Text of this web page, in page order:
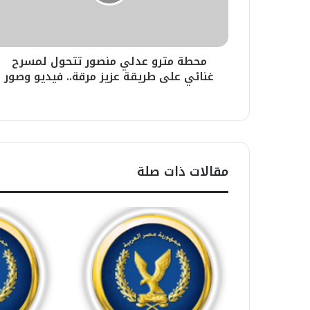
محطة مترو عدلي منصور تتحول لمسرح
غنائي على طريقة عزيز مرقة.. فيديو وصور
مقالات ذات صلة